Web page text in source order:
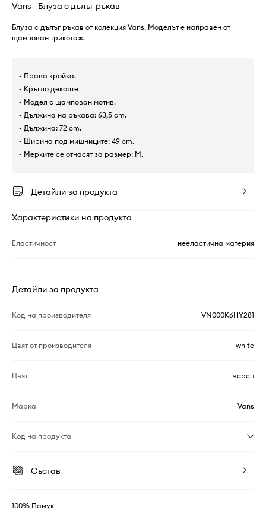
Vans - Блуза с дълъг ръкав
Блуза с дълъг ръкав от колекция Vans. Моделът е направен от
щампован трикотаж.
- Права кройка.
- Кръгло деколте
- Модел с щампован мотив.
- Дължина на ръкава: 63,5 cm.
- Дължина: 72 cm.
- Ширина под мишниците: 49 cm.
- Мерките се отнасят за размер: M.
Детайли за продукта
Характеристики на продукта
Еластичност нееластична материя
Детайли за продукта
Код на производителя VN000K6HY281
Цвят от производителя white
Цвят черен
Марка Vans
Код на продукта
Състав
100% Памук